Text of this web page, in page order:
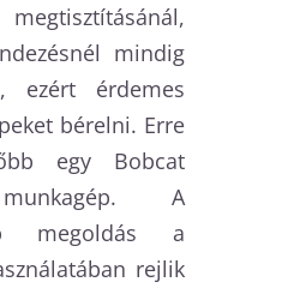
mindig
ezért érdemes
bérelni. Erre
egy Bobcat
A
megoldás a
rejlik